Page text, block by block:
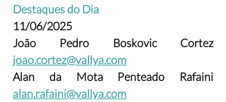
Destaques do Dia
11/06/2025
João Pedro Boskovic Cortez
joao.cortez@vallya.com
alan.rafaini@vallya.com